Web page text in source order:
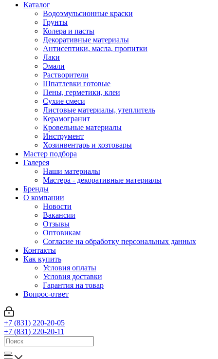
Каталог
Водоэмульсионные краски
Грунты
Колера и пасты
Декоративные материалы
Антисептики, масла, пропитки
Лаки
Эмали
Растворители
Шпатлевки готовые
Пены, герметики, клеи
Сухие смеси
Листовые материалы, утеплитель
Керамогранит
Кровельные материалы
Инструмент
Хозинвентарь и хозтовары
Мастер подбора
Галерея
Наши материалы
Мастера - декоративные материалы
Бренды
О компании
Новости
Вакансии
Отзывы
Оптовикам
Cогласие на обработку персональных данных
Контакты
Как купить
Условия оплаты
Условия доставки
Гарантия на товар
Вопрос-ответ
+7 (831) 220-20-05
+7 (831) 220-20-11